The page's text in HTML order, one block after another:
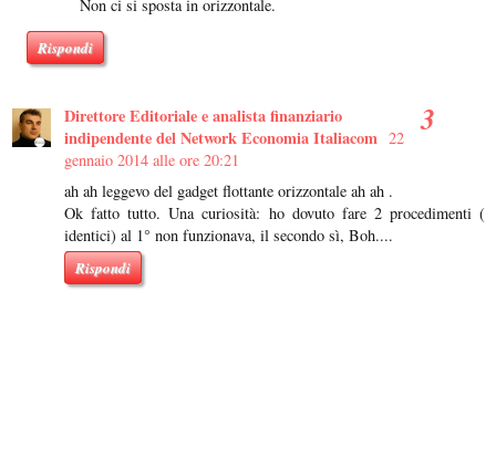
Non ci si sposta in orizzontale.
Rispondi
Direttore Editoriale e analista finanziario
indipendente del Network Economia Italiacom 22
gennaio 2014 alle ore 20:21
ah ah leggevo del gadget flottante orizzontale ah ah .
Ok fatto tutto. Una curiosità: ho dovuto fare 2 procedimenti (
identici) al 1° non funzionava, il secondo sì, Boh....
Rispondi